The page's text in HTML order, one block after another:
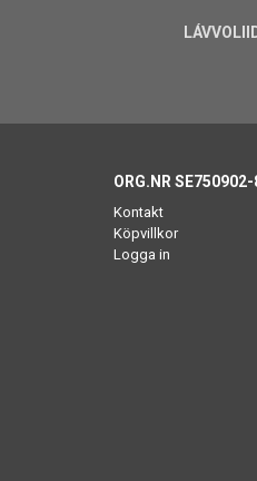
ORG.NR
Kontakt
Köpvillkor
Logga in